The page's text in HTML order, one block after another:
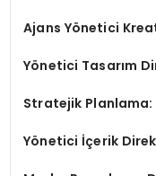
Ajans Yönetici
Yönetici Tasarım
Stratejik Planlama:
Yönetici İçerik